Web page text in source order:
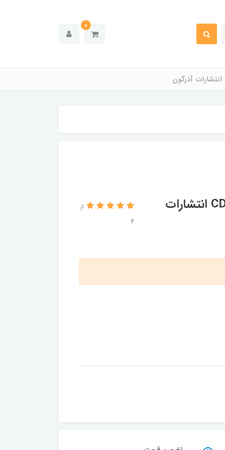
0
انتشارات آذرگون
کتاب انگلیسی تجاری در سفر به همراه CD انتشارات
از
4